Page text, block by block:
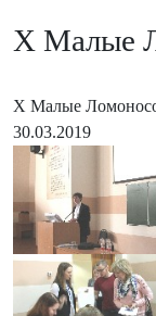
Х Малые
Х Малые
30.03.2019